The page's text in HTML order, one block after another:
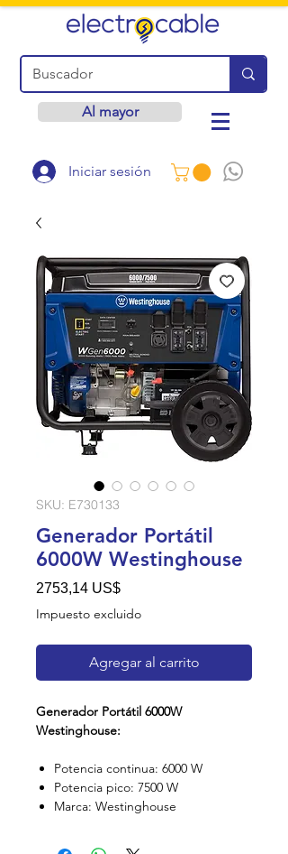
Al mayor
Iniciar sesión
SKU: E730133
Generador Portátil
6000W Westinghouse
2753,14 US$Precio
Impuesto excluido
Agregar al carrito
Generador Portátil 6000W
Westinghouse:
Potencia continua: 6000 W
Potencia pico: 7500 W
Marca: Westinghouse